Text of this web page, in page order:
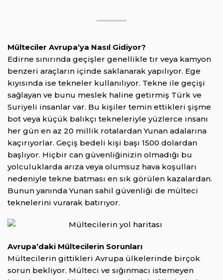
Mülteciler Avrupa’ya Nasıl Gidiyor?
Edirne sınırında geçişler genellikle tır veya kamyon
benzeri araçların içinde saklanarak yapılıyor. Ege
kıyısında ise tekneler kullanılıyor. Tekne ile geçişi
sağlayan ve bunu meslek haline getirmiş Türk ve
Suriyeli insanlar var. Bu kişiler temin ettikleri şişme
bot veya küçük balıkçı tekneleriyle yüzlerce insanı
her gün en az 20 millik rotalardan Yunan adalarına
kaçırıyorlar. Geçiş bedeli kişi başı 1500 dolardan
başlıyor. Hiçbir can güvenliğinizin olmadığı bu
yolculuklarda arıza veya olumsuz hava koşulları
nedeniyle tekne batması en sık görülen kazalardan.
Bunun yanında Yunan sahil güvenliği de mülteci
teknelerini vurarak batırıyor.
Avrupa’daki Mültecilerin Sorunları
Mültecilerin gittikleri Avrupa ülkelerinde birçok
sorun bekliyor. Mülteci ve sığınmacı istemeyen